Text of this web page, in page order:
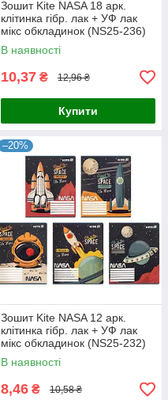
Зошит Kite NASA 18 арк.
клітинка гібр. лак + УФ лак
мікс обкладинок (NS25-236)
В наявності
10,37 ₴ 12,96 ₴
Купити
–20%
Зошит Kite NASA 12 арк.
клітинка гібр. лак + УФ лак
мікс обкладинок (NS25-232)
В наявності
8,46 ₴ 10,58 ₴